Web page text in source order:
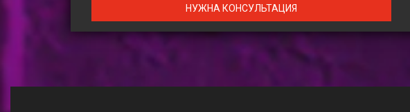
НУЖНА КОНСУЛЬТАЦИЯ